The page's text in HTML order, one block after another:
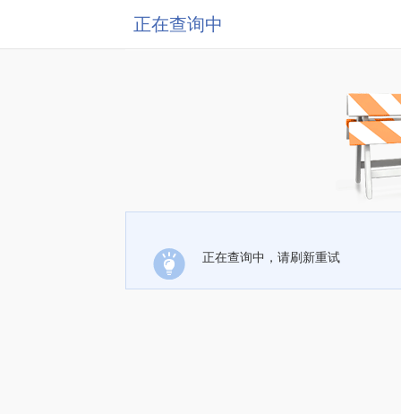
正在查询中
正在查询中，请刷新重试